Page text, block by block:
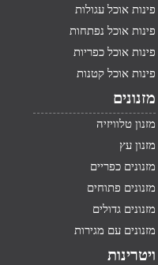
פינות אוכל עגולות
פינות אוכל נפתחות
פינות אוכל כפריות
פינות אוכל קטנות
מזנונים
מזנון טלוויזיה
מזנון עץ
מזנונים כפריים
מזנונים פתוחים
מזנונים גדולים
מזנונים עם מגירות
ויטרינות